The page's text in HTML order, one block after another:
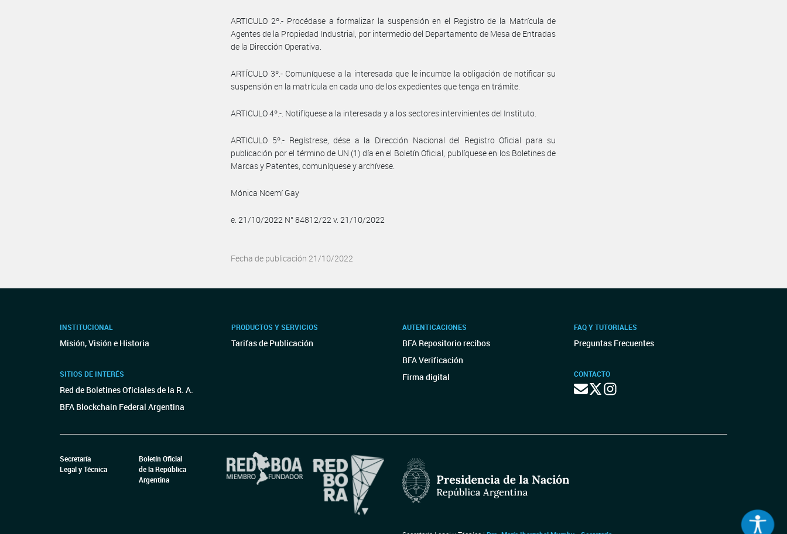
ARTICULO 2º.- Procédase a formalizar la suspensión en el Registro de la Matrícula de
Agentes de la Propiedad Industrial, por intermedio del Departamento de Mesa de Entradas
de la Dirección Operativa.
ARTÍCULO 3º.- Comuníquese a la interesada que le incumbe la obligación de notificar su
suspensión en la matrícula en cada uno de los expedientes que tenga en trámite.
ARTICULO 4º.-. Notifíquese a la interesada y a los sectores intervinientes del Instituto.
ARTICULO 5º.- Regístrese, dése a la Dirección Nacional del Registro Oficial para su
publicación por el término de UN (1) día en el Boletín Oficial, publíquese en los Boletines de
Marcas y Patentes, comuníquese y archívese.
Mónica Noemí Gay
e. 21/10/2022 N° 84812/22 v. 21/10/2022
Fecha de publicación 21/10/2022
INSTITUCIONAL
Misión, Visión e Historia
SITIOS DE INTERÉS
Red de Boletines Oficiales de la R. A.
BFA Blockchain Federal Argentina
PRODUCTOS Y SERVICIOS
Tarifas de Publicación
AUTENTICACIONES
BFA Repositorio recibos
BFA Verificación
Firma digital
FAQ Y TUTORIALES
Preguntas Frecuentes
CONTACTO
Secretaría
Legal y Técnica
Boletín Oficial
de la República
Argentina